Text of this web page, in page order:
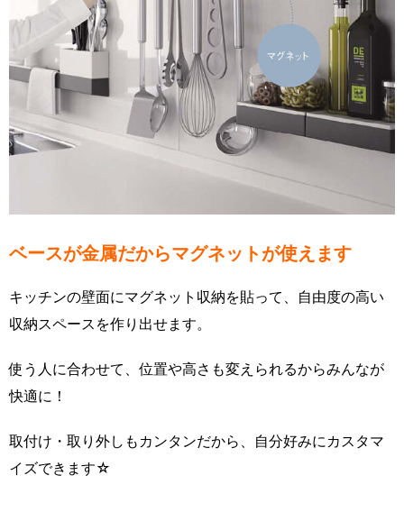
ベースが金属だからマグネットが使えます
キッチンの壁面にマグネット収納を貼って、自由度の高い
収納スペースを作り出せます。
使う人に合わせて、位置や高さも変えられるからみんなが
快適に！
取付け・取り外しもカンタンだから、自分好みにカスタマ
イズできます☆